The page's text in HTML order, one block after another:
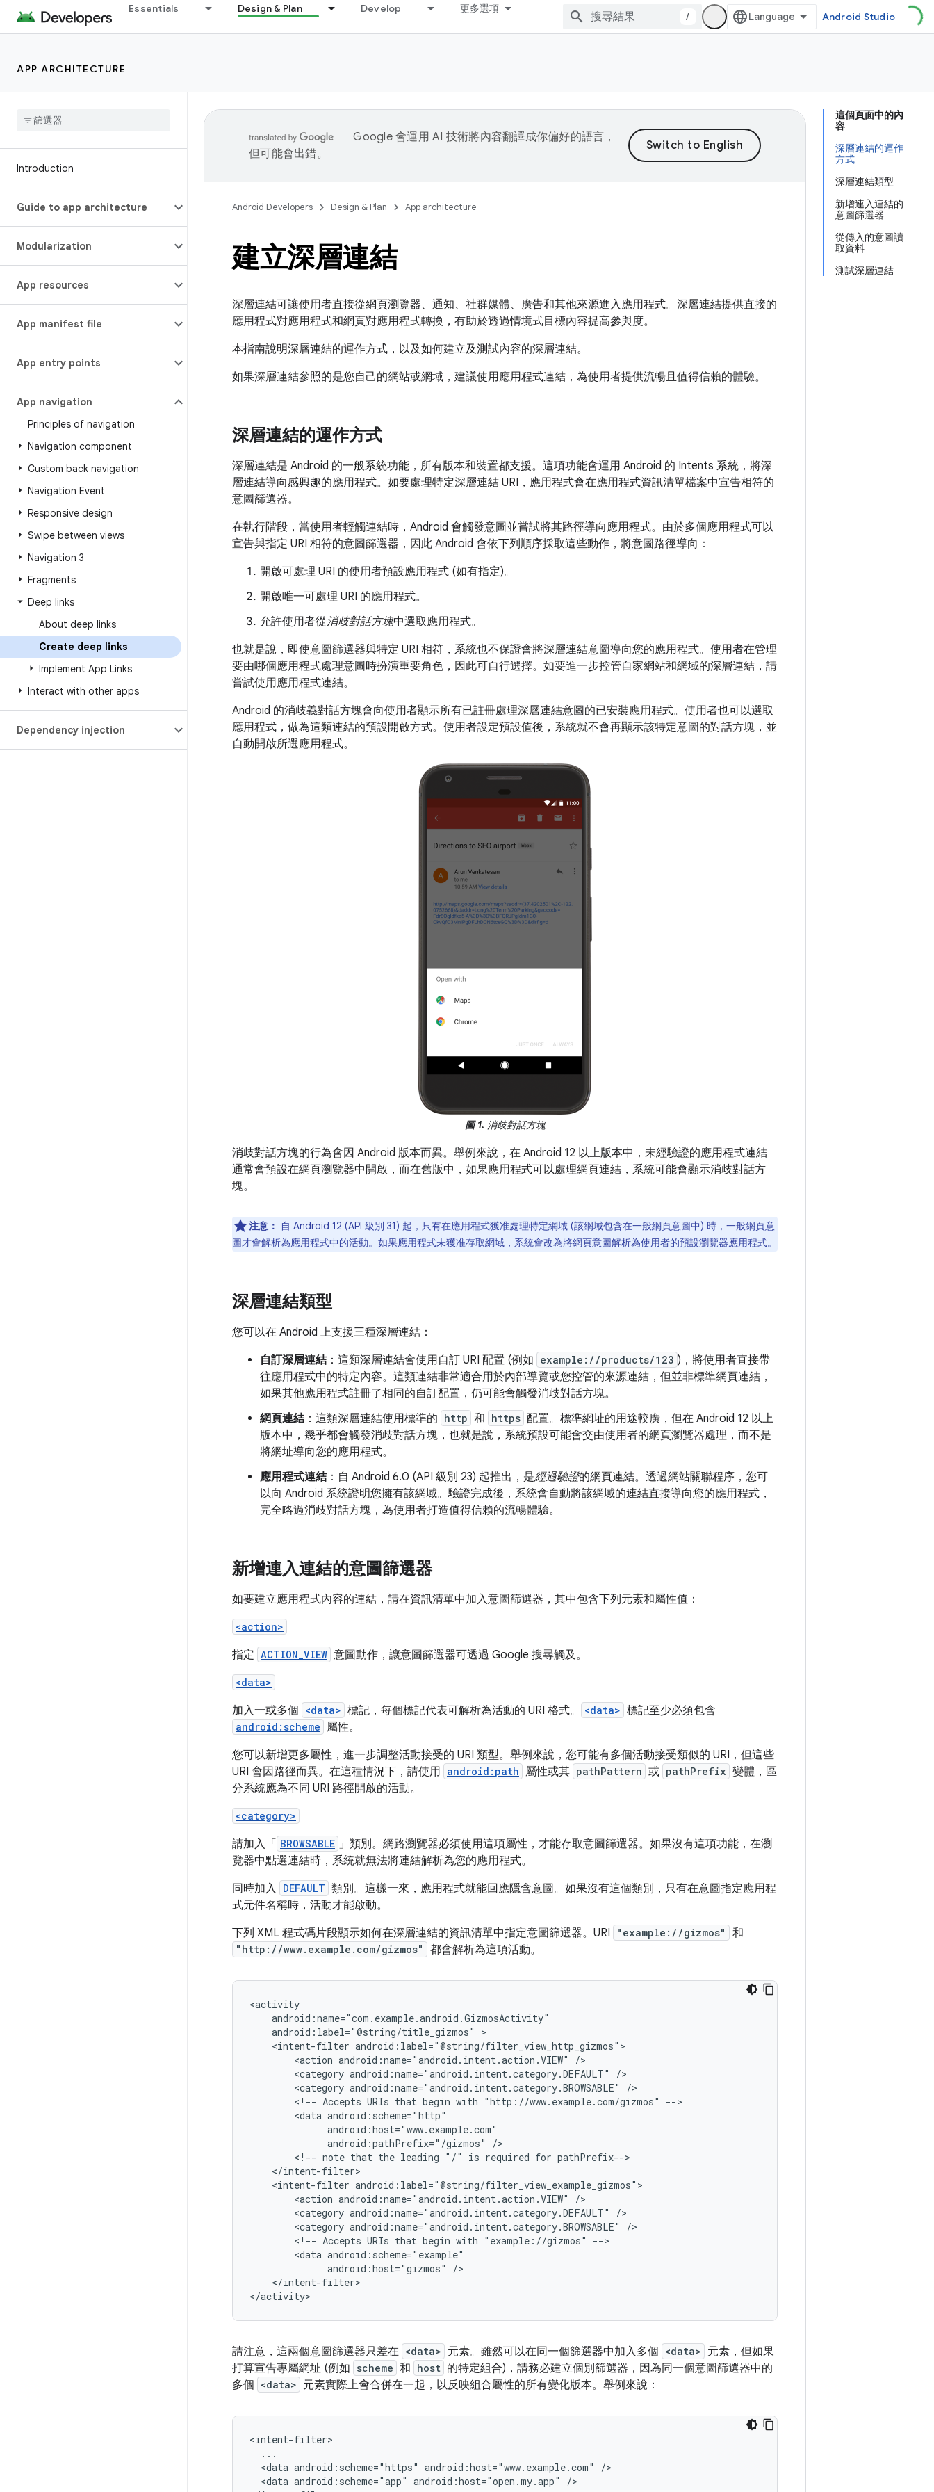
Essentials Design & Plan Develop 更多選項
/ Android Studio
APP ARCHITECTURE
Introduction
Guide to app architecture
Modularization
App resources
App manifest file
App entry points
App navigation
Principles of navigation
Navigation component
Custom back navigation
Navigation Event
Responsive design
Swipe between views
Navigation 3
Fragments
Deep links
About deep links
Create deep links
Implement App Links
Interact with other apps
Dependency injection
這個頁面中的內
容
深層連結的運作
方式
深層連結類型
新增連入連結的
意圖篩選器
從傳入的意圖讀
取資料
測試深層連結
Google 會運用 AI 技術將內容翻譯成你偏好的語言，
但可能會出錯。
Android Developers Design & Plan App architecture
建立深層連結
深層連結可讓使用者直接從網頁瀏覽器、通知、社群媒體、廣告和其他來源進入應用程式。深層連結提供直接的
應用程式對應用程式和網頁對應用程式轉換，有助於透過情境式目標內容提高參與度。
本指南說明深層連結的運作方式，以及如何建立及測試內容的深層連結。
如果深層連結參照的是您自己的網站或網域，建議使用應用程式連結，為使用者提供流暢且值得信賴的體驗。
深層連結的運作方式
深層連結是 Android 的一般系統功能，所有版本和裝置都支援。這項功能會運用 Android 的 Intents 系統，將深
層連結導向感興趣的應用程式。如要處理特定深層連結 URI，應用程式會在應用程式資訊清單檔案中宣告相符的
意圖篩選器。
在執行階段，當使用者輕觸連結時，Android 會觸發意圖並嘗試將其路徑導向應用程式。由於多個應用程式可以
宣告與指定 URI 相符的意圖篩選器，因此 Android 會依下列順序採取這些動作，將意圖路徑導向：
開啟可處理 URI 的使用者預設應用程式 (如有指定)。
開啟唯一可處理 URI 的應用程式。
允許使用者從消歧對話方塊中選取應用程式。
也就是說，即使意圖篩選器與特定 URI 相符，系統也不保證會將深層連結意圖導向您的應用程式。使用者在管理
要由哪個應用程式處理意圖時扮演重要角色，因此可自行選擇。如要進一步控管自家網站和網域的深層連結，請
嘗試使用應用程式連結。
Android 的消歧義對話方塊會向使用者顯示所有已註冊處理深層連結意圖的已安裝應用程式。使用者也可以選取
應用程式，做為這類連結的預設開啟方式。使用者設定預設值後，系統就不會再顯示該特定意圖的對話方塊，並
自動開啟所選應用程式。
圖 1. 消歧對話方塊
消歧對話方塊的行為會因 Android 版本而異。舉例來說，在 Android 12 以上版本中，未經驗證的應用程式連結
通常會預設在網頁瀏覽器中開啟，而在舊版中，如果應用程式可以處理網頁連結，系統可能會顯示消歧對話方
塊。
注意：
自 Android 12 (API 級別 31) 起，只有在應用程式獲准處理特定網域 (該網域包含在一般網頁意圖中) 時，一般網頁意
圖才會解析為應用程式中的活動。如果應用程式未獲准存取網域，系統會改為將網頁意圖解析為使用者的預設瀏覽器應用程式。
深層連結類型
您可以在 Android 上支援三種深層連結：
自訂深層連結 ：這類深層連結會使用自訂 URI 配置 (例如 example://products/123 )，將使用者直接帶
往應用程式中的特定內容。這類連結非常適合用於內部導覽或您控管的來源連結，但並非標準網頁連結，
如果其他應用程式註冊了相同的自訂配置，仍可能會觸發消歧對話方塊。
網頁連結 ：這類深層連結使用標準的 http 和 https 配置。標準網址的用途較廣，但在 Android 12 以上
版本中，幾乎都會觸發消歧對話方塊，也就是說，系統預設可能會交由使用者的網頁瀏覽器處理，而不是
將網址導向您的應用程式。
應用程式連結 ：自 Android 6.0 (API 級別 23) 起推出，是經過驗證的網頁連結。透過網站關聯程序，您可
以向 Android 系統證明您擁有該網域。驗證完成後，系統會自動將該網域的連結直接導向您的應用程式，
完全略過消歧對話方塊，為使用者打造值得信賴的流暢體驗。
新增連入連結的意圖篩選器
如要建立應用程式內容的連結，請在資訊清單中加入意圖篩選器，其中包含下列元素和屬性值：
<action>
指定 ACTION_VIEW 意圖動作，讓意圖篩選器可透過 Google 搜尋觸及。
<data>
加入一或多個 <data> 標記，每個標記代表可解析為活動的 URI 格式。 <data> 標記至少必須包含
android:scheme 屬性。
您可以新增更多屬性，進一步調整活動接受的 URI 類型。舉例來說，您可能有多個活動接受類似的 URI，但這些
URI 會因路徑而異。在這種情況下，請使用 android:path 屬性或其 pathPattern 或 pathPrefix 變體，區
分系統應為不同 URI 路徑開啟的活動。
<category>
請加入「 BROWSABLE 」類別。網路瀏覽器必須使用這項屬性，才能存取意圖篩選器。如果沒有這項功能，在瀏
覽器中點選連結時，系統就無法將連結解析為您的應用程式。
同時加入 DEFAULT 類別。這樣一來，應用程式就能回應隱含意圖。如果沒有這個類別，只有在意圖指定應用程
式元件名稱時，活動才能啟動。
下列 XML 程式碼片段顯示如何在深層連結的資訊清單中指定意圖篩選器。URI
"example://gizmos" 和
"http://www.example.com/gizmos" 都會解析為這項活動。
android:label="@string/title_gizmos"
<intent-filter
<action android:name="android.intent.action.VIEW"
<category android:name="android.intent.category.DEFAULT"
<category android:name="android.intent.category.BROWSABLE"
<!-- Accepts URIs that begin with "http://www.example.com/gizmos"
<data
android:pathPrefix="/gizmos"
<!-- note that the leading "/" is required for
<intent-filter
<action android:name="android.intent.action.VIEW"
<category android:name="android.intent.category.DEFAULT"
<category android:name="android.intent.category.BROWSABLE"
<!-- Accepts URIs that begin with "example://gizmos"
<data
android:host="gizmos"
</intent-filter>
請注意，這兩個意圖篩選器只差在 <data> 元素。雖然可以在同一個篩選器中加入多個 <data> 元素，但如果
打算宣告專屬網址 (例如 scheme 和 host 的特定組合)，請務必建立個別篩選器，因為同一個意圖篩選器中的
多個 <data> 元素實際上會合併在一起，以反映組合屬性的所有變化版本。舉例來說：
<data android:scheme="https" android:host="www.example.com"
<data android:scheme="app" android:host="open.my.app"
/>